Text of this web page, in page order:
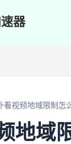
器
看视频地域限制怎
地域